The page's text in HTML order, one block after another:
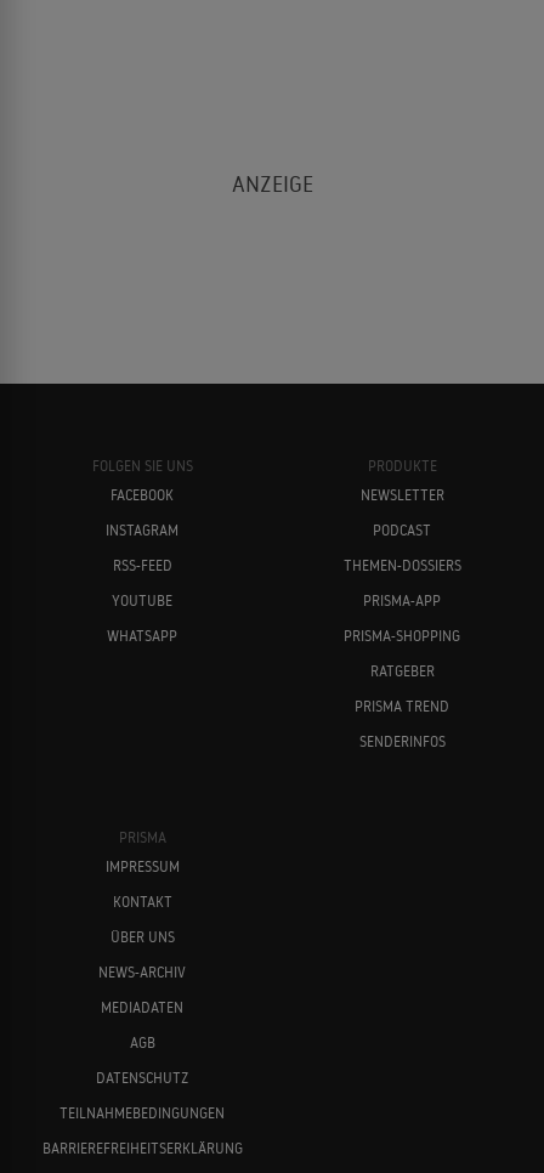
FOLGEN SIE UNS
FACEBOOK
INSTAGRAM
RSS-FEED
YOUTUBE
WHATSAPP
PRODUKTE
NEWSLETTER
PODCAST
THEMEN-DOSSIERS
PRISMA-APP
PRISMA-SHOPPING
RATGEBER
PRISMA TREND
SENDERINFOS
PRISMA
IMPRESSUM
KONTAKT
ÜBER UNS
NEWS-ARCHIV
MEDIADATEN
AGB
DATENSCHUTZ
TEILNAHMEBEDINGUNGEN
BARRIEREFREIHEITSERKLÄRUNG